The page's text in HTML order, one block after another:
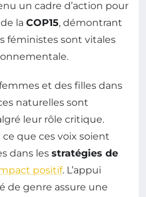
un cadre d’action pour
la COP15, démontrant
féministes sont vitales
et des filles dans
naturelles sont
leur rôle critique.
ce que ces voix soient
dans les stratégies de
positif. L’appui
de genre assure une